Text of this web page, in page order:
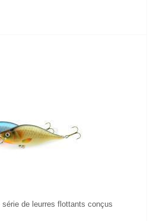
série de leurres flottants conçus